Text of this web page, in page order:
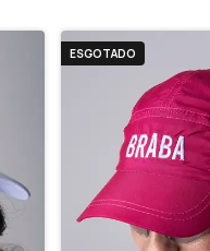
ESGOTADO